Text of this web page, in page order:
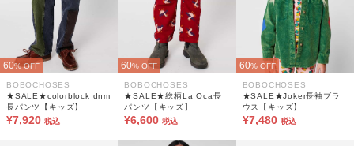
60% OFF
BOBOCHOSES
★SALE★colorblock dnm
長パンツ【キッズ】
¥7,920 税込
60% OFF
BOBOCHOSES
★SALE★総柄La Oca長
パンツ【キッズ】
¥6,600 税込
60% OFF
BOBOCHOSES
★SALE★Joker長袖ブラ
ウス【キッズ】
¥7,480 税込